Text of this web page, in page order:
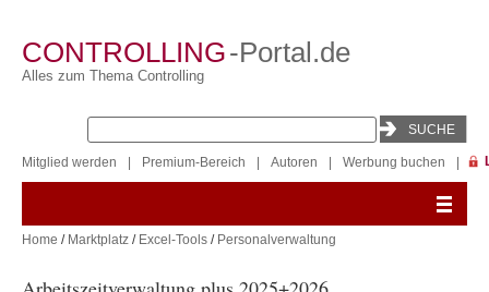
CONTROLLING-Portal.de
Alles zum Thema Controlling
Mitglied werden Premium-Bereich Autoren Werbung buchen
Home / Marktplatz / Excel-Tools / Personalverwaltung